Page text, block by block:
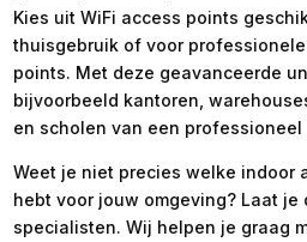
Kies uit WiFi access points
thuisgebruik of voor
points. Met deze geavanceerde
bijvoorbeeld kantoren,
en scholen van een
Weet je niet precies welke indoor
hebt voor jouw omgeving? Laat je
specialisten. Wij helpen je graag